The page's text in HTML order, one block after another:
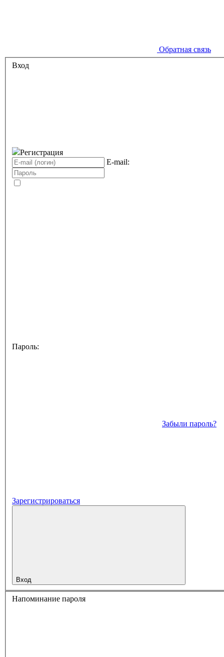
Обратная связь
Вход
Регистрация
E-mail:
Пароль:
Забыли пароль?
Зарегистрироваться
Вход
Напоминание пароля